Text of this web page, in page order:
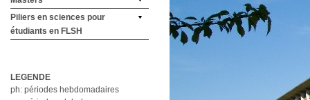
Piliers en sciences pour
étudiants en FLSH
LEGENDE
ph: périodes hebdomadaires